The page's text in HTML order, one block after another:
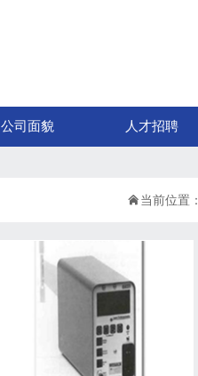
公司面貌 人才招聘
当前位置：